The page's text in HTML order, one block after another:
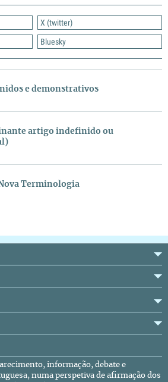
X (twitter)
Bluesky
e demonstrativos
artigo indefinido ou
Terminologia
informação, debate e
numa perspetiva de afirmação dos